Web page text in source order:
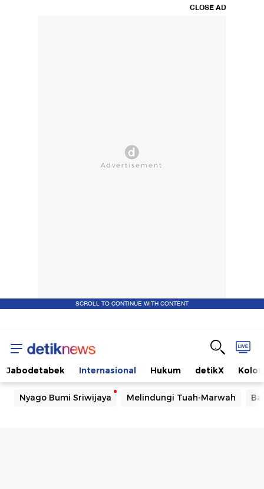
CLOSE AD
SCROLL TO CONTINUE WITH CONTENT
Jabodetabek Internasional Hukum detikX
Nyago Bumi Sriwijaya Melindungi Tuah-Marwah